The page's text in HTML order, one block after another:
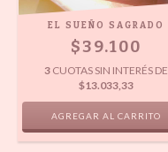
EL SUEÑO SAGRADO
$39.100
3 CUOTAS SIN INTERÉS DE
$13.033,33